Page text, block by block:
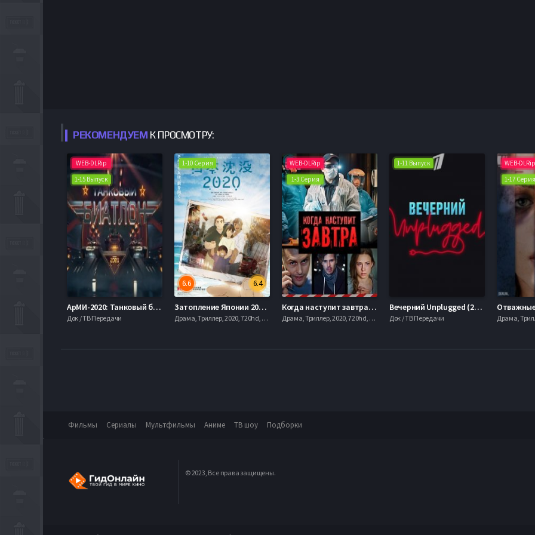
РЕКОМЕНДУЕМ К ПРОСМОТРУ:
WEB-DLRip
1-15 Выпуск
АрМИ-2020: Танковый биатлон (2020)
Док / ТВ Передачи
1-10 Серия
6.4
6.6
Затопление Японии 2020 (2020)
Драма, Триллер, 2020, 720hd, mobilen
WEB-DLRip
1-3 Серия
Когда наступит завтра (2020)
Драма, Триллер, 2020, 720hd, mobilen
1-11 Выпуск
Вечерний Unplugged (2020)
Док / ТВ Передачи
WEB-DLRip
1-17 Серия
Фильмы Сериалы Мультфильмы Аниме ТВ шоу Подборки
© 2023, Все права защищены.